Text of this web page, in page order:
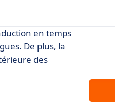
en temps
De plus, la
des